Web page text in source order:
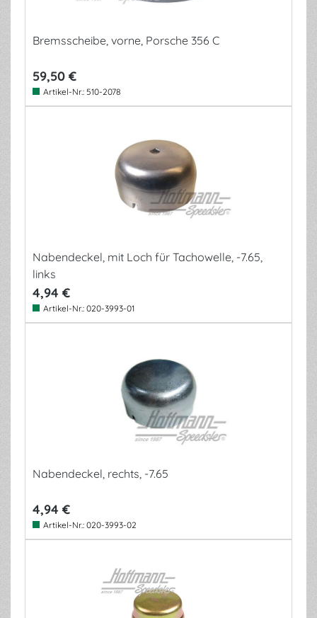
Bremsscheibe, vorne, Porsche 356 C
59,50 €
Artikel-Nr.: 510-2078
Nabendeckel, mit Loch für Tachowelle, -7.65,
links
4,94 €
Artikel-Nr.: 020-3993-01
Nabendeckel, rechts, -7.65
4,94 €
Artikel-Nr.: 020-3993-02